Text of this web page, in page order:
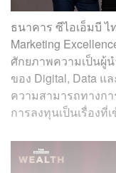
ธนาคาร ซีไอเอ็มบี ไ
Marketing
ศักยภาพความเป็นผู้
ของ Digital, Data แ
ความสามารถทางก
การลงทุนเป็นเรื่องที่